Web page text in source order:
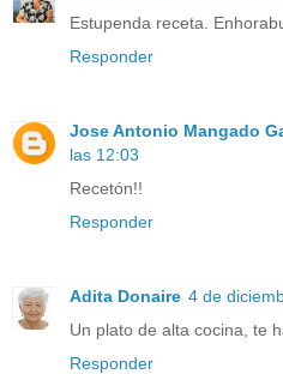
Estupenda receta.
Responder
Jose Antonio Mangado
las 12:03
Recetón!!
Responder
Adita Donaire 4 de
Un plato de alta cocina, te
Responder